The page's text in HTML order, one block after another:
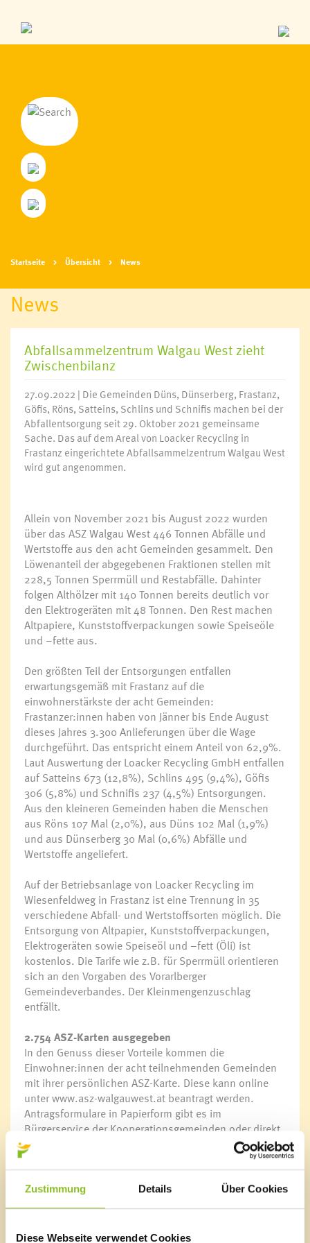
Zustimmung Details Über Cookies
Diese Webseite verwendet Cookies
Startseite Übersicht News
News
Abfallsammelzentrum Walgau West zieht
Zwischenbilanz
27.09.2022 | Die Gemeinden Düns, Dünserberg, Frastanz,
Göfis, Röns, Satteins, Schlins und Schnifis machen bei der
Abfallentsorgung seit 29. Oktober 2021 gemeinsame
Sache. Das auf dem Areal von Loacker Recycling in
Frastanz eingerichtete Abfallsammelzentrum Walgau West
wird gut angenommen.
Allein von November 2021 bis August 2022 wurden
über das ASZ Walgau West 446 Tonnen Abfälle und
Wertstoffe aus den acht Gemeinden gesammelt. Den
Löwenanteil der abgegebenen Fraktionen stellen mit
228,5 Tonnen Sperrmüll und Restabfälle. Dahinter
folgen Althölzer mit 140 Tonnen bereits deutlich vor
den Elektrogeräten mit 48 Tonnen. Den Rest machen
Altpapiere, Kunststoffverpackungen sowie Speiseöle
und –fette aus.
Den größten Teil der Entsorgungen entfallen
erwartungsgemäß mit Frastanz auf die
einwohnerstärkste der acht Gemeinden:
Frastanzer:innen haben von Jänner bis Ende August
dieses Jahres 3.300 Anlieferungen über die Wage
durchgeführt. Das entspricht einem Anteil von 62,9%.
Laut Auswertung der Loacker Recycling GmbH entfallen
auf Satteins 673 (12,8%), Schlins 495 (9,4%), Göfis
306 (5,8%) und Schnifis 237 (4,5%) Entsorgungen.
Aus den kleineren Gemeinden haben die Menschen
aus Röns 107 Mal (2,0%), aus Düns 102 Mal (1,9%)
und aus Dünserberg 30 Mal (0,6%) Abfälle und
Wertstoffe angeliefert.
Auf der Betriebsanlage von Loacker Recycling im
Wiesenfeldweg in Frastanz ist eine Trennung in 35
verschiedene Abfall- und Wertstoffsorten möglich. Die
Entsorgung von Altpapier, Kunststoffverpackungen,
Elektrogeräten sowie Speiseöl und –fett (Öli) ist
kostenlos. Die Tarife wie z.B. für Sperrmüll orientieren
sich an den Vorgaben des Vorarlberger
Gemeindeverbandes. Der Kleinmengenzuschlag
entfällt.
2.754 ASZ-Karten ausgegeben
In den Genuss dieser Vorteile kommen die
Einwohner:innen der acht teilnehmenden Gemeinden
mit ihrer persönlichen ASZ-Karte. Diese kann online
unter www.asz-walgauwest.at beantragt werden.
Antragsformulare in Papierform gibt es im
Bürgerservice der Kooperationsgemeinden oder direkt
beim ASZ Walgau West. Dort wird die ASZ-Karte auch
ausgegeben. Seit der Eröffnung des gemeinsamen
Abfallsammelzentrums wurden mit Stand 31.08.2022
insgesamt 2.754 ASZ-Karten an Personen der
beteiligten Gemeinden ausgehändigt.
„Die Zahlen zeigen, dass wir auf einem guten Weg sind